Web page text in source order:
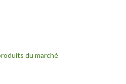
du marché